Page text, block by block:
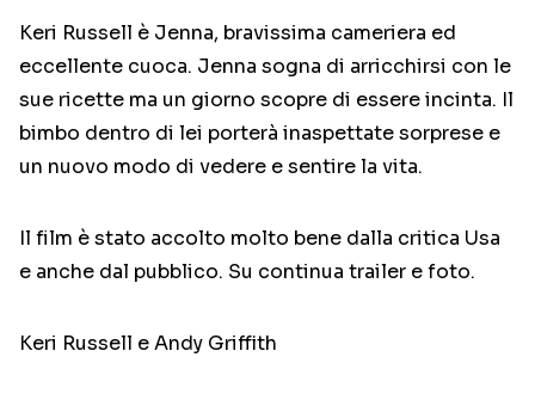
Keri Russell è Jenna, bravissima cameriera ed
eccellente cuoca. Jenna sogna di arricchirsi con le
sue ricette ma un giorno scopre di essere incinta. Il
bimbo dentro di lei porterà inaspettate sorprese e
un nuovo modo di vedere e sentire la vita.
Il film è stato accolto molto bene dalla critica Usa
e anche dal pubblico. Su continua trailer e foto.
Keri Russell e Andy Griffith